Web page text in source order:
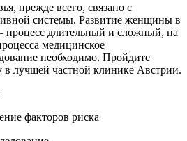
прежде всего, связано с
системы. Развитие женщины в
процесс длительный и сложный, на
медицинское
необходимо. Пройдите
в лучшей частной клинике Австрии.
факторов риска